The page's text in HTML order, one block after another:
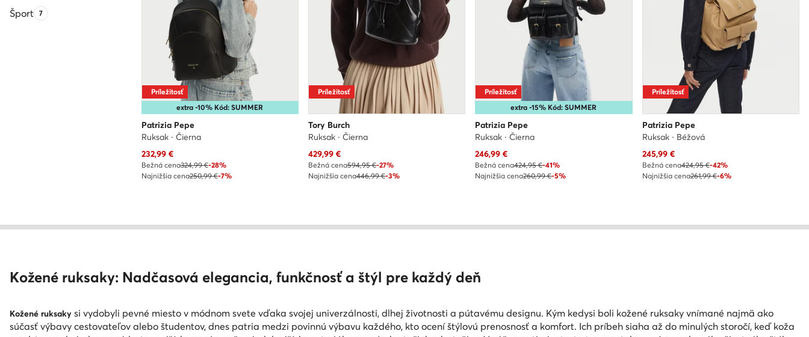
ŠportPočet produktov:
7
extra -10% Kód: SUMMER
Príležitosť
Patrizia Pepe
Ruksak · Čierna
Aktuálna cena
232,99€
Bežná cena324,99 €-28%
Najnižšia cena250,99 €-7%
Príležitosť
Tory Burch
Ruksak · Čierna
Aktuálna cena
429,99€
Bežná cena594,95 €-27%
Najnižšia cena446,99 €-3%
extra -15% Kód: SUMMER
Príležitosť
Patrizia Pepe
Ruksak · Čierna
Aktuálna cena
246,99 €
Bežná cena424,95 €-41%
Najnižšia cena260,99 €-5%
Príležitosť
Patrizia Pepe
Ruksak · Béžová
Aktuálna cena
245,99€
Bežná cena424,95 €-42%
Najnižšia cena261,99 €-6%
Kožené ruksaky: Nadčasová elegancia, funkčnosť a štýl pre každý deň
Kožené ruksaky si vydobyli pevné miesto v módnom svete vďaka svojej univerzálnosti, dlhej životnosti a pútavému designu. Kým kedysi boli kožené ruksaky vnímané najmä ako
súčasť výbavy cestovateľov alebo študentov, dnes patria medzi povinnú výbavu každého, kto ocení štýlovú prenosnosť a komfort. Ich príbeh siaha až do minulých storočí, keď koža